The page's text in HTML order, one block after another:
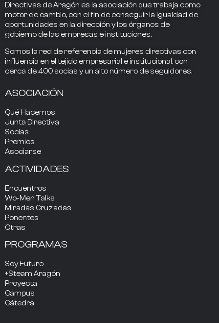
Directivas de Aragón es la asociación que trabaja como
motor de cambio, con el fin de conseguir la igualdad de
oportunidades en la dirección y los órganos de
gobierno de las empresas e instituciones.
Somos la red de referencia de mujeres directivas con
influencia en el tejido empresarial e institucional, con
cerca de400 socias y un alto número de seguidores.
ASOCIACIÓN
Qué Hacemos
Junta Directiva
Socias
Premios
Asociarse
ACTIVIDADES
Encuentros
Wo-Men Talks
Miradas Cruzadas
Ponentes
Otras
PROGRAMAS
Soy Futuro
+Steam Aragón
Proyecta
Campus
Cátedra